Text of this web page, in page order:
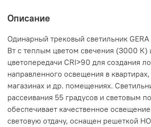
Описание
Одинарный трековый светильник
Вт с теплым цветом свечения (3000 К)
цветопередачи CRI>90 для создания
направленного освещения в
магазинах и др. помещениях.
рассеивания 55 градусов и световым
обеспечивает качественное
световую отдачу, оснащен решеткой